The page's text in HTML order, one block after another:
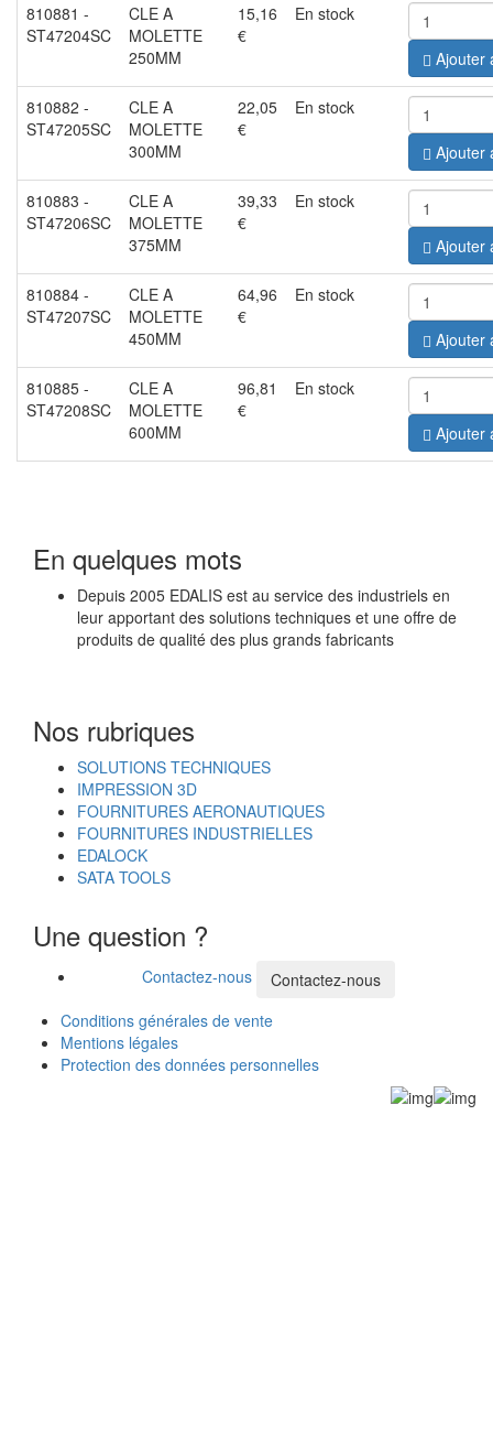
810881 -
ST47204SC
CLE A
MOLETTE
250MM
15,16
€
En stock
Ajouter
810882 -
ST47205SC
CLE A
MOLETTE
300MM
22,05
€
En stock
Ajouter
810883 -
ST47206SC
CLE A
MOLETTE
375MM
39,33
€
En stock
Ajouter
810884 -
ST47207SC
CLE A
MOLETTE
450MM
64,96
€
En stock
Ajouter
810885 -
ST47208SC
CLE A
MOLETTE
600MM
96,81
€
En stock
Ajouter
En quelques mots
Depuis 2005 EDALIS est au service des industriels en
leur apportant des solutions techniques et une offre de
produits de qualité des plus grands fabricants
Nos rubriques
SOLUTIONS TECHNIQUES
IMPRESSION 3D
FOURNITURES AERONAUTIQUES
FOURNITURES INDUSTRIELLES
EDALOCK
SATA TOOLS
Une question ?
Contactez-nous
Contactez-nous
Conditions générales de vente
Mentions légales
Protection des données personnelles